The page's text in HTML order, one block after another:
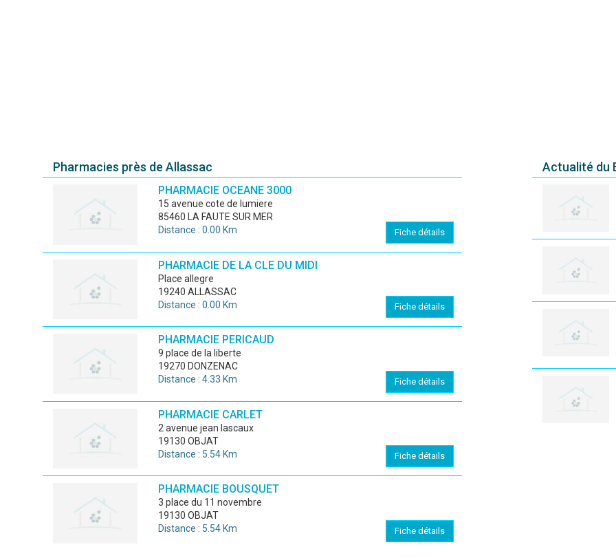
Pharmacies près de Allassac
PHARMACIE OCEANE 3000
15 avenue cote de lumiere
85460 LA FAUTE SUR MER
Distance : 0.00 Km
Fiche détails
PHARMACIE DE LA CLE DU MIDI
place allegre
19240 ALLASSAC
Distance : 0.00 Km
Fiche détails
PHARMACIE PERICAUD
9 place de la liberte
19270 DONZENAC
Distance : 4.33 Km
Fiche détails
PHARMACIE CARLET
2 avenue jean lascaux
19130 OBJAT
Distance : 5.54 Km
Fiche détails
PHARMACIE BOUSQUET
3 place du 11 novembre
19130 OBJAT
Distance : 5.54 Km
Fiche détails
Actualité du